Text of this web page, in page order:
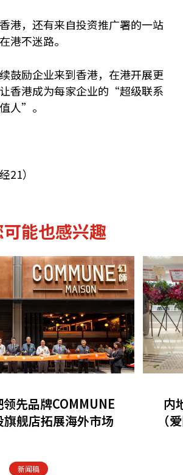
港，还有来自投资推广署的一站
港不迷路。
鼓励企业来到香港，在港开展更
香港成为每家企业的“超级联系
人”。
21）
可能也感兴趣
先品牌COMMUNE
旗舰店拓展海外市场
新闻稿
内
（